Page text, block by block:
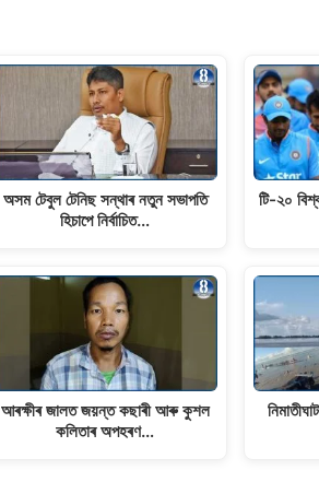
অসম টেবুল টেনিছ সন্থাৰ নতুন সভাপতি
হিচাপে নিৰ্বাচিত…
আৰক্ষীৰ জালত জয়ন্ত কছাৰী আৰু কুশল
কলিতাৰ অপহৰণ…
টি-২০